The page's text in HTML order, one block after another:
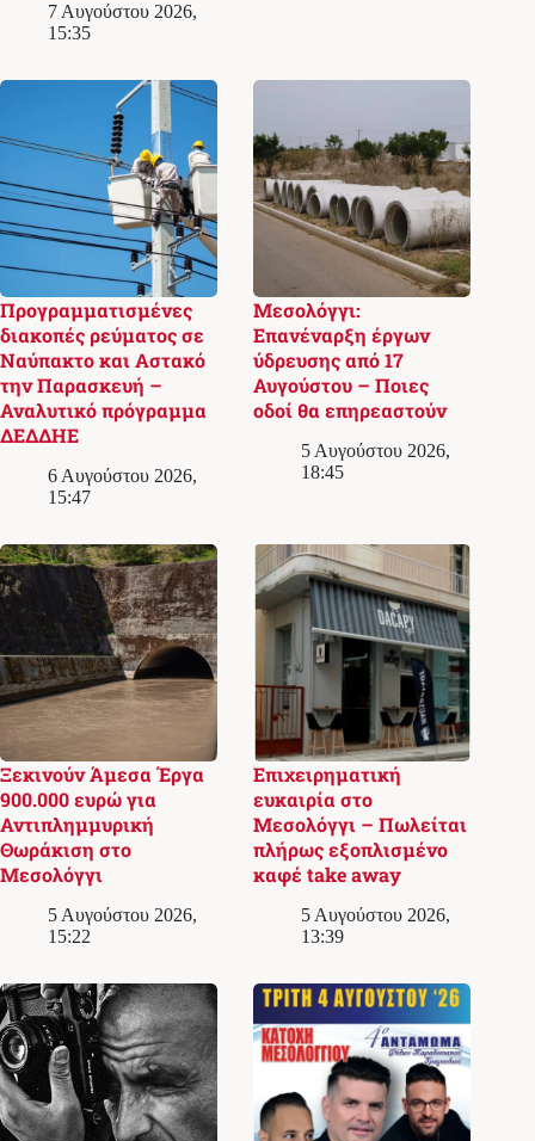
7 Αυγούστου 2026,
15:35
Προγραμματισμένες
διακοπές ρεύματος σε
Ναύπακτο και Αστακό
την Παρασκευή –
Αναλυτικό πρόγραμμα
ΔΕΔΔΗΕ
6 Αυγούστου 2026,
15:47
Μεσολόγγι:
Επανέναρξη έργων
ύδρευσης από 17
Αυγούστου – Ποιες
οδοί θα επηρεαστούν
5 Αυγούστου 2026,
18:45
Ξεκινούν Άμεσα Έργα
900.000 ευρώ για
Αντιπλημμυρική
Θωράκιση στο
Μεσολόγγι
5 Αυγούστου 2026,
15:22
Επιχειρηματική
ευκαιρία στο
Μεσολόγγι – Πωλείται
πλήρως εξοπλισμένο
καφέ take away
5 Αυγούστου 2026,
13:39